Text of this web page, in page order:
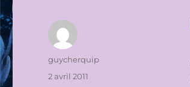
Auteur
guycherquip
Publié
2 avril 2011